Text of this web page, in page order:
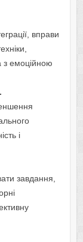
вправи
з емоційною
і
завдання,